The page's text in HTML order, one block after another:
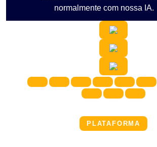
normalmente com nossa IA.
PLATAFORMA